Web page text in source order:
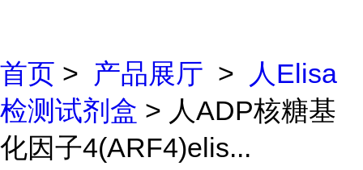
首页 > 产品展厅 >
人Elisa
检测试剂盒 > 人ADP核糖基
化因子4(ARF4)elis...